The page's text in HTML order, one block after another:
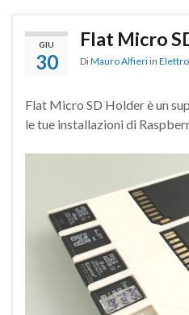
GIU
30
Flat Micro
DiMauro Alfieri in
Flat Micro SD Holder è un
le tue installazioni di